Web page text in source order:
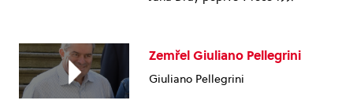
Zemřel Giuliano Pellegrini
Giuliano Pellegrini